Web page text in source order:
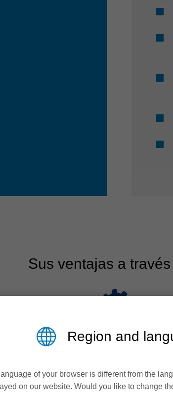
Sus ventajas a
Region and
of your browser is different from the
on our website. Would you like to change